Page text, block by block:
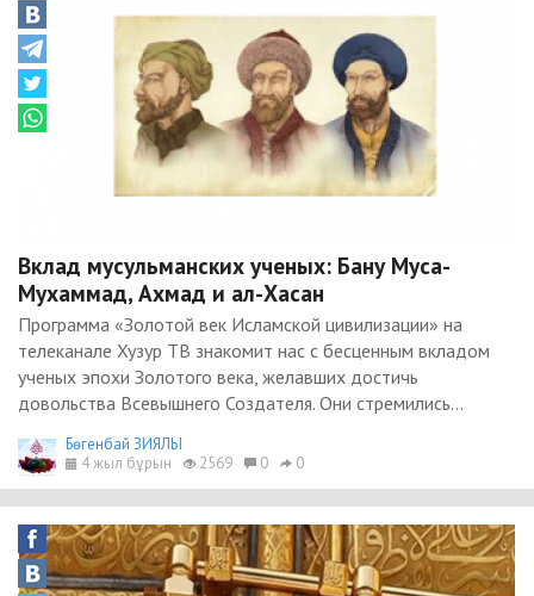
Вклад мусульманских ученых: Бану Муса-
Мухаммад, Ахмад и ал-Хасан
Программа «Золотой век Исламской цивилизации» на
телеканале Хузур ТВ знакомит нас с бесценным вкладом
ученых эпохи Золотого века, желавших достичь
довольства Всевышнего Создателя. Они стремились...
Бөгенбай ЗИЯЛЫ
4 жыл бұрын
2569 0 0